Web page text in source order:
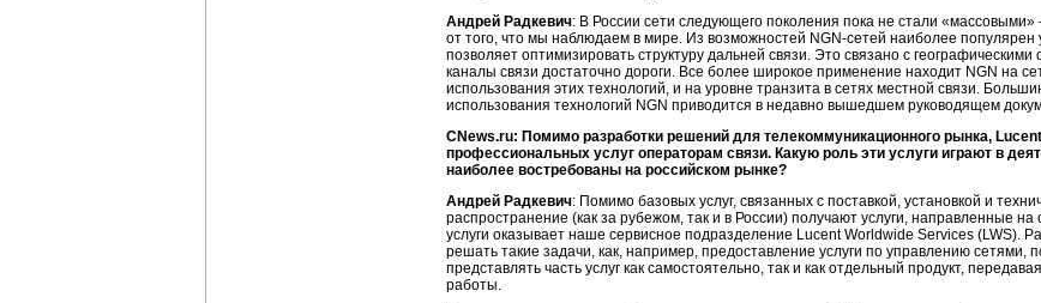
Андрей Радкевич: В России сети следующего поколения пока не стали
от того, что мы наблюдаем в мире. Из возможностей NGN-сетей наиболее популярен
позволяет оптимизировать структуру дальней связи. Это связано с
каналы связи достаточно дороги. Все более широкое применение находит NGN на
использования этих технологий, и на уровне транзита в сетях местной связи.
использования технологий NGN приводится в недавно вышедшем руководящем
CNews.ru: Помимо разработки решений для телекоммуникационного рынка,
профессиональных услуг операторам связи. Какую роль эти услуги играют в
наиболее востребованы на российском рынке?
Андрей Радкевич: Помимо базовых услуг, связанных с поставкой, установкой и
распространение (как за рубежом, так и в России) получают услуги, направленные
услуги оказывает наше сервисное подразделение Lucent Worldwide Services (LWS).
решать такие задачи, как, например, предоставление услуги по управлению
представлять часть услуг как самостоятельно, так и как отдельный продукт,
работы.